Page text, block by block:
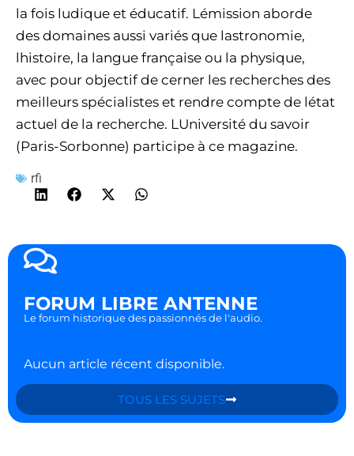
la fois ludique et éducatif. Lémission aborde
des domaines aussi variés que lastronomie,
lhistoire, la langue française ou la physique,
avec pour objectif de cerner les recherches des
meilleurs spécialistes et rendre compte de létat
actuel de la recherche. LUniversité du savoir
(Paris-Sorbonne) participe à ce magazine.
rfi
FORUM LIBRE ANTENNE
Le forum historique des passionnés de l'audio.
Aucun article récent disponible.
TOUS LES SUJETS